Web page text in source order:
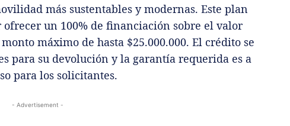
más sustentables y modernas. Este plan
un 100% de financiación sobre el valor
máximo de hasta $25.000.000. El crédito se
para su devolución y la garantía requerida es a
para los solicitantes.
- Advertisement -